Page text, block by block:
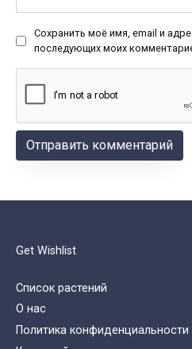
Сохранить моё имя, email и
последующих моих
Get Wishlist
Список растений
О нас
Политика конфиденциальности